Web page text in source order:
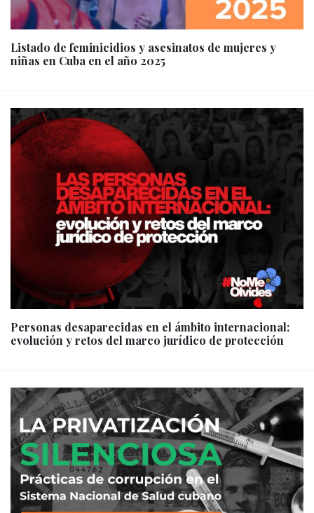
Listado de feminicidios y asesinatos de mujeres y
niñas en Cuba en el año 2025
Personas desaparecidas en el ámbito internacional:
evolución y retos del marco jurídico de protección